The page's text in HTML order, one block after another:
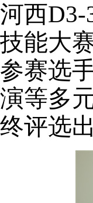
河西D3-
技能大
参赛选
演等多
终评选